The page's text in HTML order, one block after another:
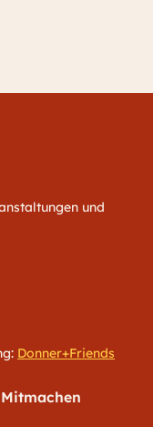
und
Donner+Friends
Mitmachen